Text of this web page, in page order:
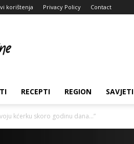
korištenja Privacy Policy Contact
RECEPTI REGION SAVJETI
kćerku skoro godinu dana…”